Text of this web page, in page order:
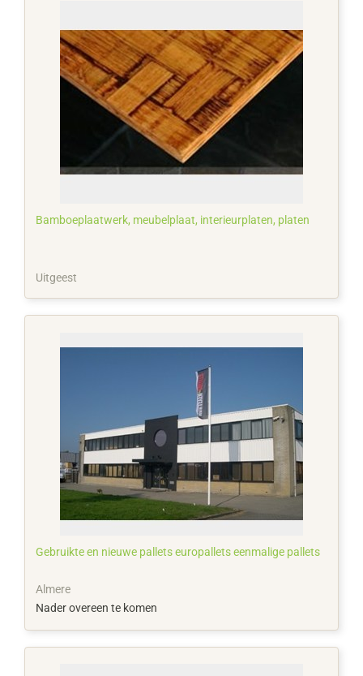
Bamboeplaatwerk, meubelplaat, interieurplaten, platen
Uitgeest
Gebruikte en nieuwe pallets europallets eenmalige pallets
Almere
Nader overeen te komen